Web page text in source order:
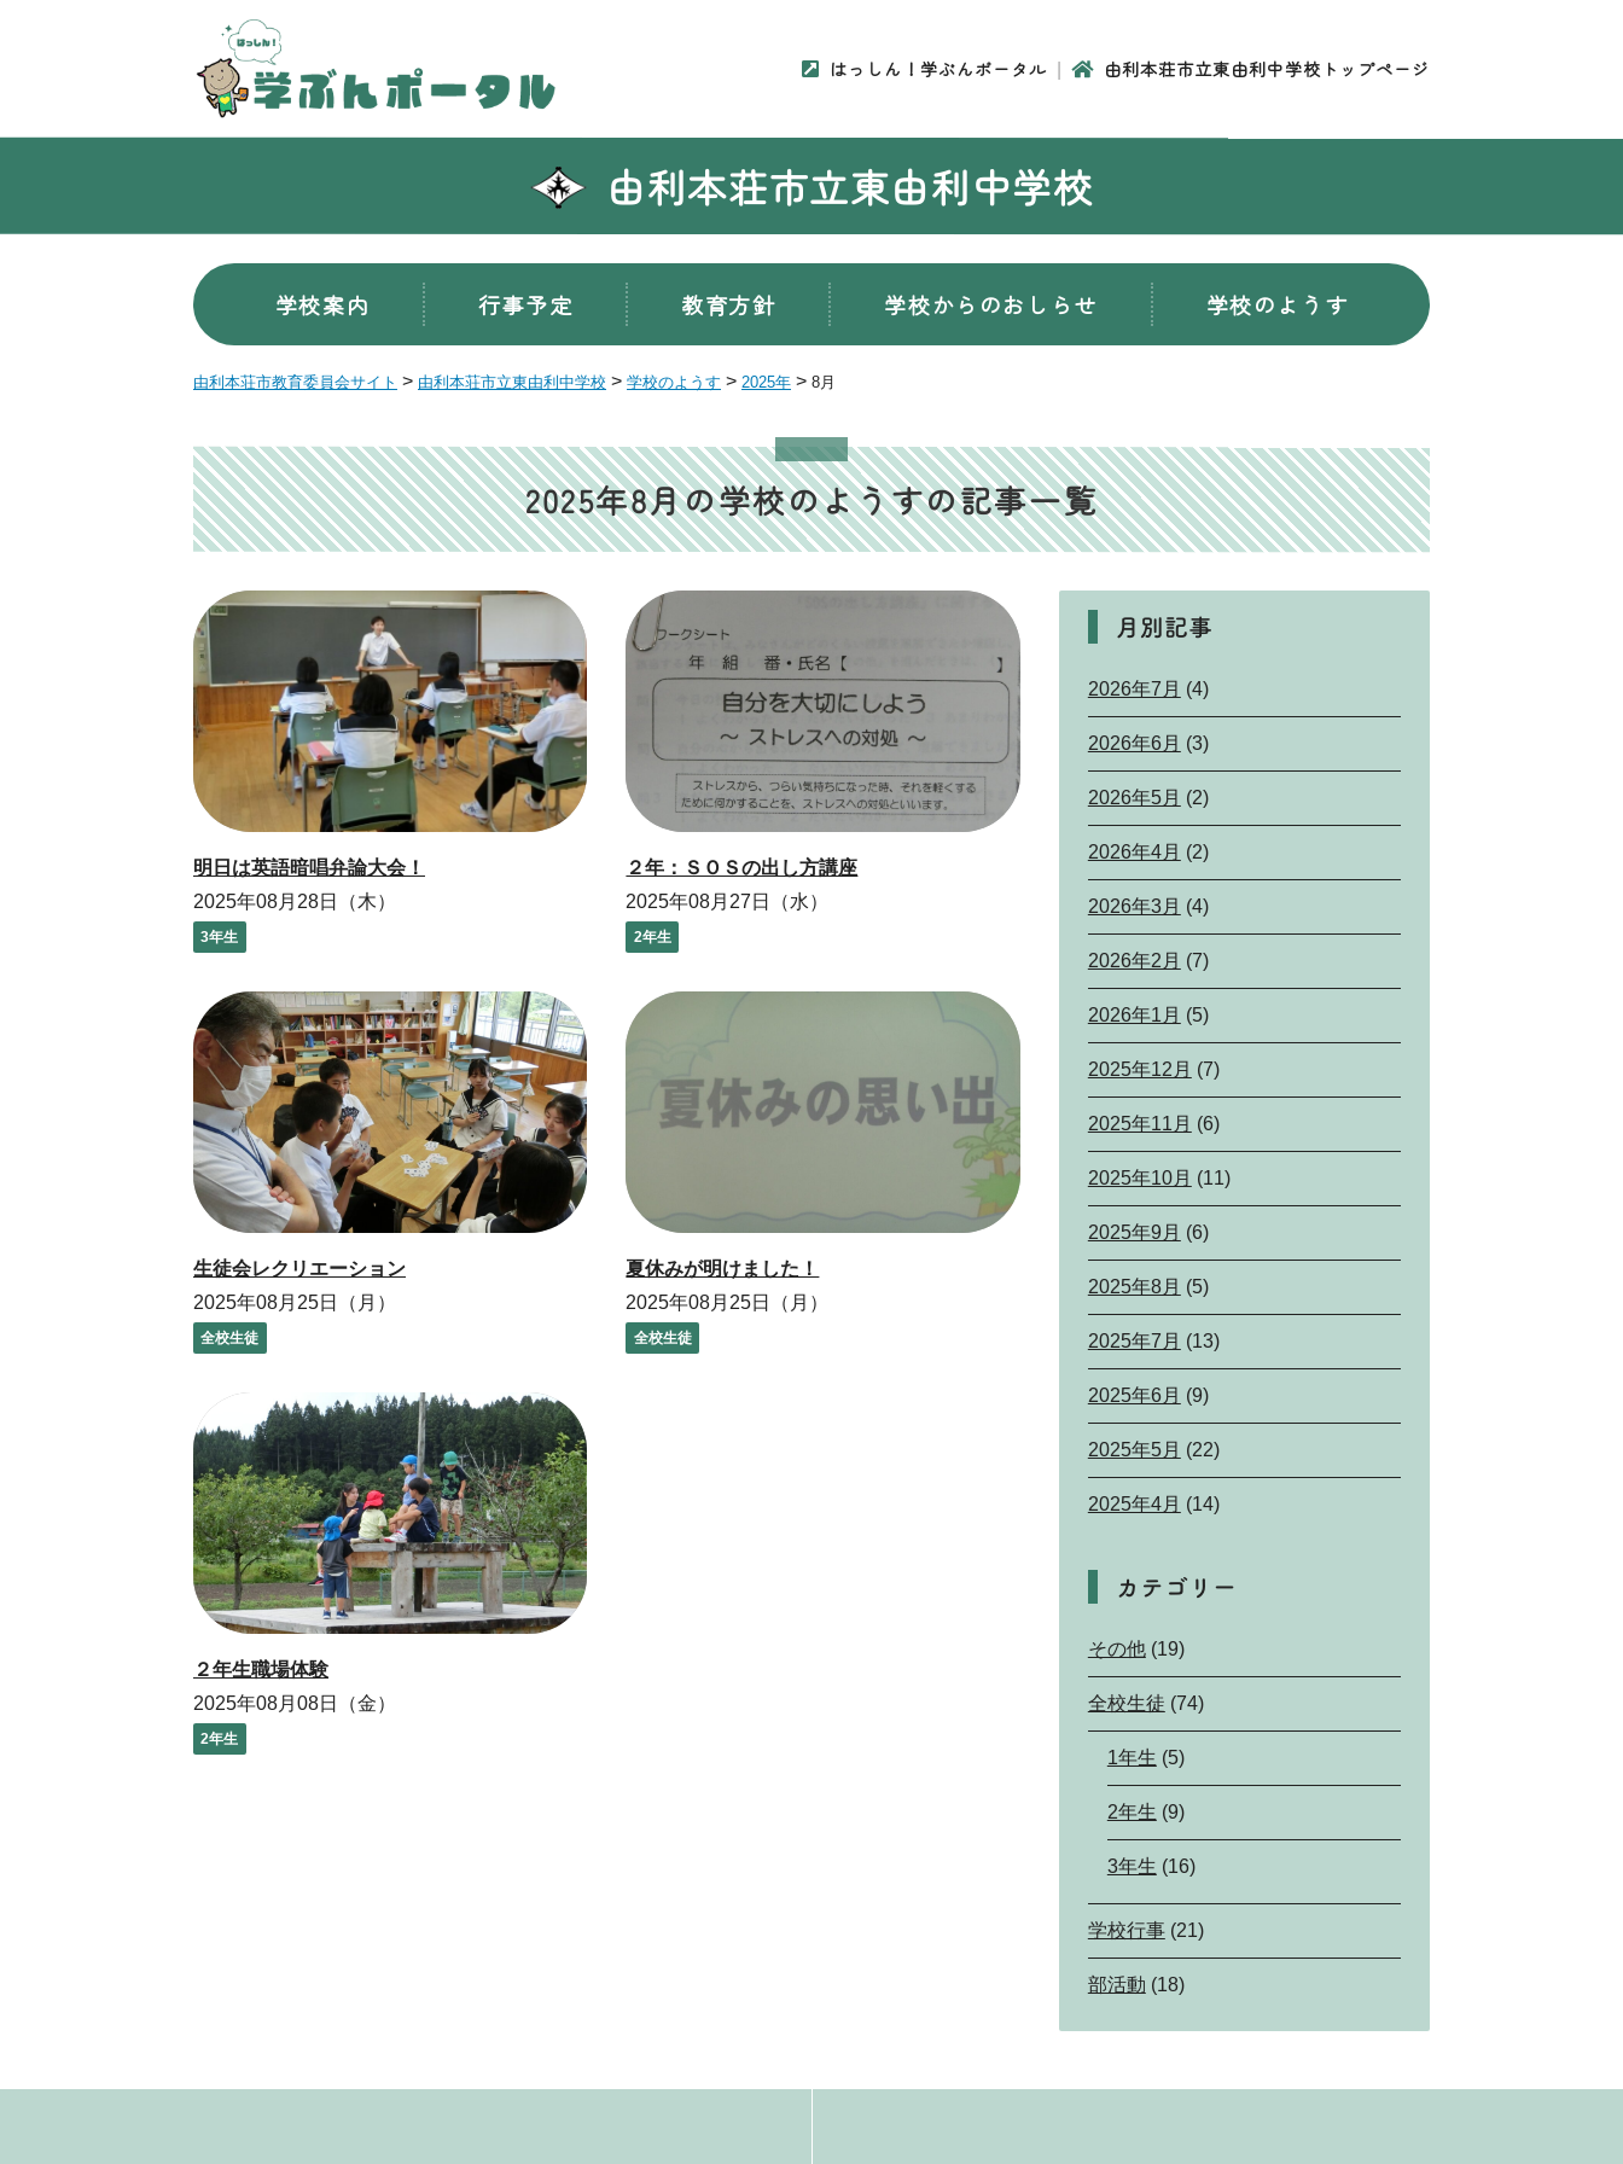
はっしん！学ぶんポータル 由利本荘市立東由利中学校トップページ
由利本荘市立東由利中学校
学校案内 行事予定 教育方針 学校からのおしらせ 学校のようす
由利本荘市教育委員会サイト > 由利本荘市立東由利中学校 > 学校のようす > 2025年 > 8月
2025年8月の学校のようすの記事一覧
明日は英語暗唱弁論大会！
2025年08月28日（木）
3年生
２年：ＳＯＳの出し方講座
2025年08月27日（水）
2年生
生徒会レクリエーション
2025年08月25日（月）
全校生徒
夏休みが明けました！
2025年08月25日（月）
全校生徒
２年生職場体験
2025年08月08日（金）
2年生
月別記事
2026年7月 (4)
2026年6月 (3)
2026年5月 (2)
2026年4月 (2)
2026年3月 (4)
2026年2月 (7)
2026年1月 (5)
2025年12月 (7)
2025年11月 (6)
2025年10月 (11)
2025年9月 (6)
2025年8月 (5)
2025年7月 (13)
2025年6月 (9)
2025年5月 (22)
2025年4月 (14)
カテゴリー
その他(19)
全校生徒 (74)
1年生 (5)
2年生 (9)
3年生 (16)
学校行事(21)
部活動 (18)